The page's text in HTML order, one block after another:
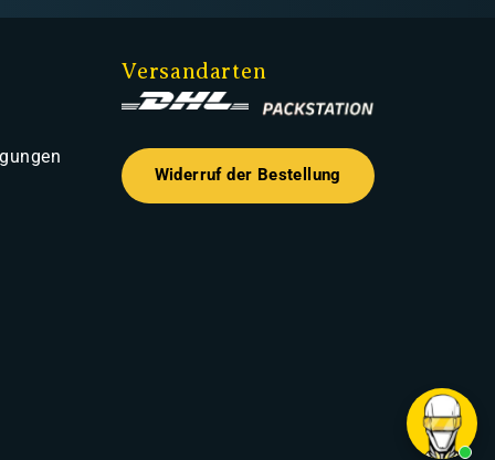
Versandarten
Widerruf der Bestellung